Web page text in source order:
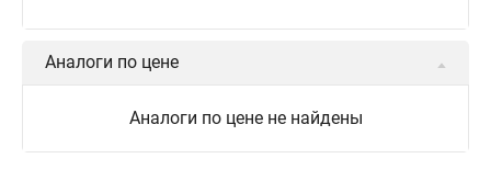
Аналоги по цене
Аналоги по цене не найдены